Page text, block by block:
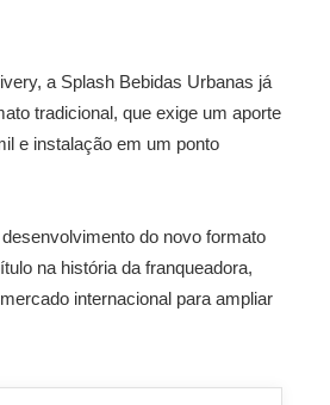
a Splash Bebidas Urbanas já
tradicional, que exige um aporte
e instalação em um ponto
do novo formato
na história da franqueadora,
internacional para ampliar